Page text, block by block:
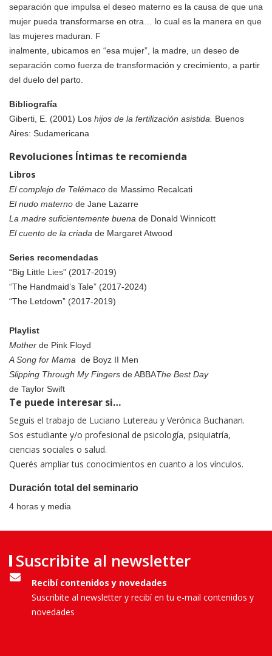
separación que impulsa el deseo materno es la causa de que una
mujer pueda transformarse en otra… lo cual es la manera en que
las mujeres maduran. F
inalmente, ubicamos en “esa mujer”, la madre, un deseo de
separación como fuerza de transformación y crecimiento, a partir
del duelo del parto.
Bibliografía
Giberti, E. (2001) Los hijos de la fertilización asistida. Buenos
Aires: Sudamericana
Revoluciones Íntimas te recomienda
Libros
El complejo de Telémaco de Massimo Recalcati
El nudo materno de Jane Lazarre
La madre suficientemente buena de Donald Winnicott
El cuento de la criada de Margaret Atwood
Series recomendadas
“Big Little Lies” (2017-2019)
“The Handmaid’s Tale” (2017-2024)
“The Letdown” (2017-2019)
Playlist
Mother de Pink Floyd
A Song for Mama de Boyz II Men
Slipping Through My Fingers de ABBAThe Best Day
de Taylor Swift
Te puede interesar si…
Seguís el trabajo de Luciano Lutereau y Verónica Buchanan.
Sos estudiante y/o profesional de psicología, psiquiatría,
ciencias sociales o salud.
Querés ampliar tus conocimientos en cuanto a los vínculos.
Duración total del seminario
4 horas y media
Suscribite al newsletter
Recibí contenidos y novedades
Suscribite al newsletter y recibí en tu e-mail contenidos y
novedades